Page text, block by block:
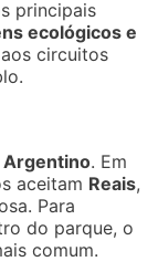
principais
ecológicos e
circuitos
Argentino. Em
aceitam Reais,
Para
do parque, o
comum.